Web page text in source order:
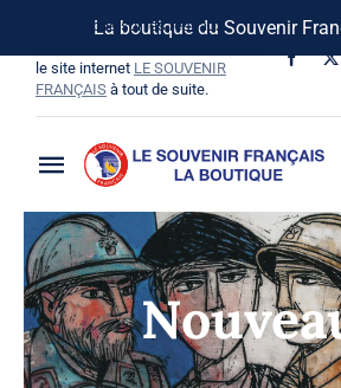
La boutique du Souvenir
contenu
Suivez-nous sur les réseaux
le site internet LE SOUVENIR
FRANÇAIS à tout de suite.
Toggle
Navigation
La Boutique
Vins SF-Bardins
Boîte à idées